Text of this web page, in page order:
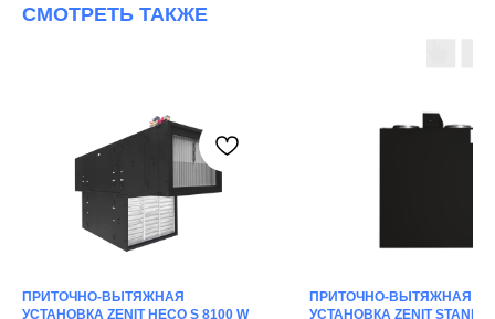
СМОТРЕТЬ ТАКЖЕ
ПРИТОЧНО-ВЫТЯЖНАЯ
УСТАНОВКА ZENIT HECO S 8100 W
ПРИТОЧНО-ВЫТЯЖНАЯ
УСТАНОВКА ZENIT